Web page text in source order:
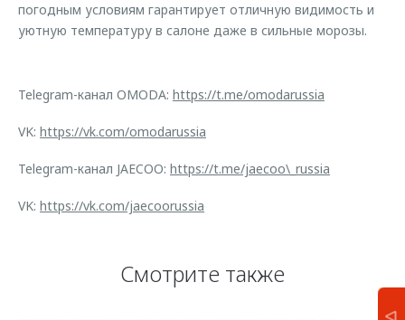
погодным условиям гарантирует отличную видимость и
уютную температуру в салоне даже в сильные морозы.
Telegram-канал OMODA: https://t.me/omodarussia
VK: https://vk.com/omodarussia
Telegram-канал JAECOO: https://t.me/jaecoo\_russia
VK: https://vk.com/jaecoorussia
Смотрите также